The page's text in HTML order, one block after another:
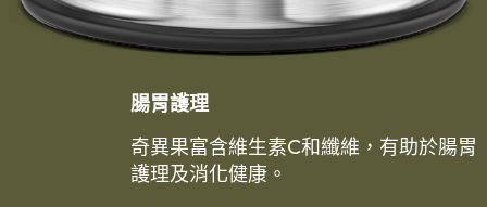
腸胃護理
奇異果富含維生素C和纖維，有助於腸胃
護理及消化健康。